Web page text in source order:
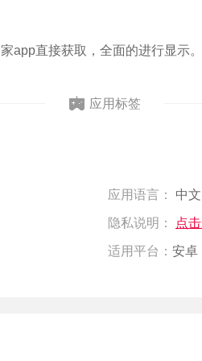
app直接获取，全面的进行显示。
应用标签
应用语言： 中文
隐私说明： 点
适用平台： 安卓